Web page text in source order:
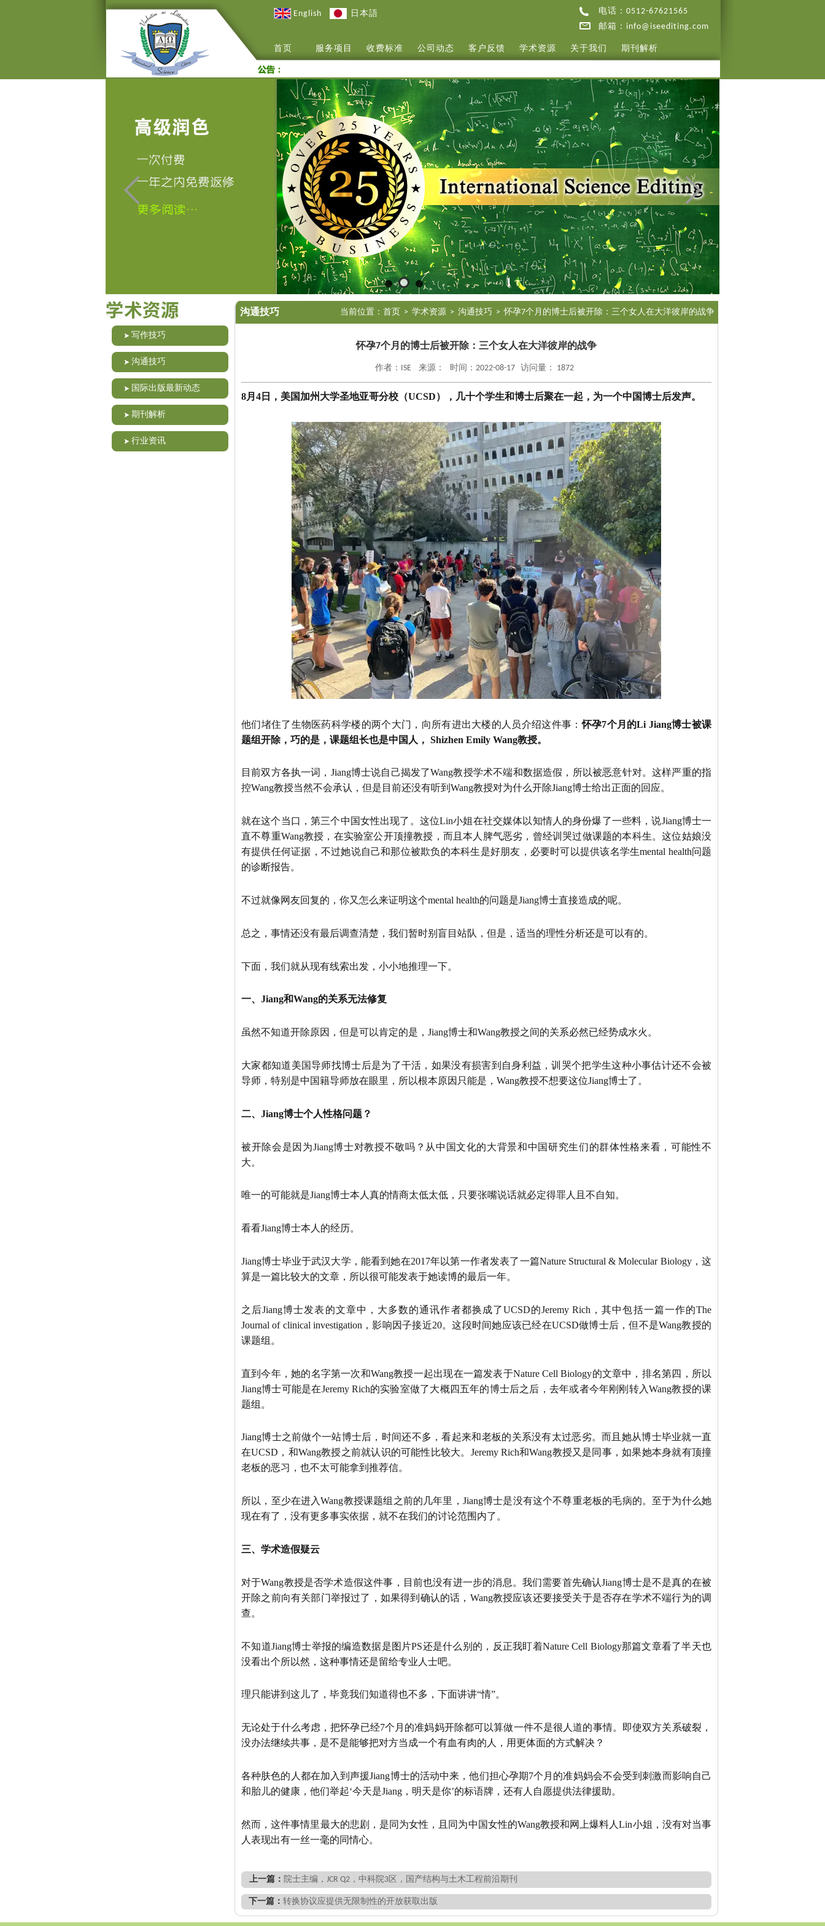
English 日本語
电话：0512-67621565
邮箱：info@iseediting.com
首页 服务项目 收费标准 公司动态 客户反馈 学术资源 关于我们 期刊解析
写作技巧
沟通技巧
国际出版最新动态
期刊解析
行业资讯
沟通技巧 当前位置： 首页 > 学术资源 > 沟通技巧 > 怀孕7个月的博士后被开除：三个女人在大洋彼岸的战争
怀孕7个月的博士后被开除：三个女人在大洋彼岸的战争
作者：ISE 来源： 时间：2022-08-17 访问量： 1872
8月4日，美国加州大学圣地亚哥分校（UCSD），几十个学生和博士后聚在一起，为一个中国博士后发声。
他们堵住了生物医药科学楼的两个大门，向所有进出大楼的人员介绍这件事：怀孕7个月的Li Jiang博士被课
题组开除，巧的是，课题组长也是中国人， Shizhen Emily Wang教授。
目前双方各执一词，Jiang博士说自己揭发了Wang教授学术不端和数据造假，所以被恶意针对。这样严重的指
控Wang教授当然不会承认，但是目前还没有听到Wang教授对为什么开除Jiang博士给出正面的回应。
就在这个当口，第三个中国女性出现了。这位Lin小姐在社交媒体以知情人的身份爆了一些料，说Jiang博士一
直不尊重Wang教授，在实验室公开顶撞教授，而且本人脾气恶劣，曾经训哭过做课题的本科生。这位姑娘没
有提供任何证据，不过她说自己和那位被欺负的本科生是好朋友，必要时可以提供该名学生mental health问题
的诊断报告。
不过就像网友回复的，你又怎么来证明这个mental health的问题是Jiang博士直接造成的呢。
总之，事情还没有最后调查清楚，我们暂时别盲目站队，但是，适当的理性分析还是可以有的。
下面，我们就从现有线索出发，小小地推理一下。
一、Jiang和Wang的关系无法修复
虽然不知道开除原因，但是可以肯定的是，Jiang博士和Wang教授之间的关系必然已经势成水火。
大家都知道美国导师找博士后是为了干活，如果没有损害到自身利益，训哭个把学生这种小事估计还不会被
导师，特别是中国籍导师放在眼里，所以根本原因只能是，Wang教授不想要这位Jiang博士了。
二、Jiang博士个人性格问题？
被开除会是因为Jiang博士对教授不敬吗？从中国文化的大背景和中国研究生们的群体性格来看，可能性不
大。
唯一的可能就是Jiang博士本人真的情商太低太低，只要张嘴说话就必定得罪人且不自知。
看看Jiang博士本人的经历。
Jiang博士毕业于武汉大学，能看到她在2017年以第一作者发表了一篇Nature Structural & Molecular Biology，这
算是一篇比较大的文章，所以很可能发表于她读博的最后一年。
之后Jiang博士发表的文章中，大多数的通讯作者都换成了UCSD的Jeremy Rich，其中包括一篇一作的The
Journal of clinical investigation，影响因子接近20。这段时间她应该已经在UCSD做博士后，但不是Wang教授的
课题组。
直到今年，她的名字第一次和Wang教授一起出现在一篇发表于Nature Cell Biology的文章中，排名第四，所以
Jiang博士可能是在Jeremy Rich的实验室做了大概四五年的博士后之后，去年或者今年刚刚转入Wang教授的课
题组。
Jiang博士之前做个一站博士后，时间还不多，看起来和老板的关系没有太过恶劣。而且她从博士毕业就一直
在UCSD，和Wang教授之前就认识的可能性比较大。Jeremy Rich和Wang教授又是同事，如果她本身就有顶撞
老板的恶习，也不太可能拿到推荐信。
所以，至少在进入Wang教授课题组之前的几年里，Jiang博士是没有这个不尊重老板的毛病的。至于为什么她
现在有了，没有更多事实依据，就不在我们的讨论范围内了。
三、学术造假疑云
对于Wang教授是否学术造假这件事，目前也没有进一步的消息。我们需要首先确认Jiang博士是不是真的在被
开除之前向有关部门举报过了，如果得到确认的话，Wang教授应该还要接受关于是否存在学术不端行为的调
查。
不知道Jiang博士举报的编造数据是图片PS还是什么别的，反正我盯着Nature Cell Biology那篇文章看了半天也
没看出个所以然，这种事情还是留给专业人士吧。
理只能讲到这儿了，毕竟我们知道得也不多，下面讲讲“情”。
无论处于什么考虑，把怀孕已经7个月的准妈妈开除都可以算做一件不是很人道的事情。即使双方关系破裂，
没办法继续共事，是不是能够把对方当成一个有血有肉的人，用更体面的方式解决？
各种肤色的人都在加入到声援Jiang博士的活动中来，他们担心孕期7个月的准妈妈会不会受到刺激而影响自己
和胎儿的健康，他们举起‘今天是Jiang，明天是你’的标语牌，还有人自愿提供法律援助。
然而，这件事情里最大的悲剧，是同为女性，且同为中国女性的Wang教授和网上爆料人Lin小姐，没有对当事
人表现出有一丝一毫的同情心。
上一篇： 院士主编，JCR Q2，中科院3区，国产结构与土木工程前沿期刊
下一篇： 转换协议应提供无限制性的开放获取出版